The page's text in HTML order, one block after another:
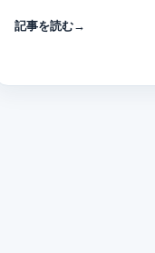
記事を読む